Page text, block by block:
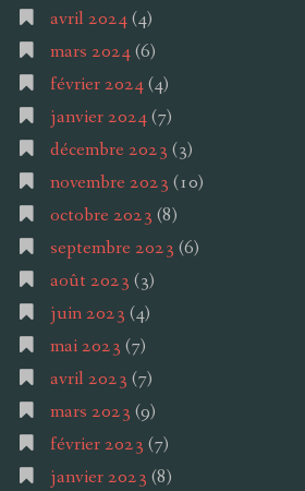
avril 2024(4)
mars 2024(6)
février 2024(4)
janvier 2024(7)
décembre 2023 (3)
novembre 2023 (10)
octobre 2023 (8)
septembre 2023 (6)
août 2023 (3)
juin 2023 (4)
mai 2023 (7)
avril 2023 (7)
mars 2023 (9)
février 2023 (7)
janvier 2023 (8)